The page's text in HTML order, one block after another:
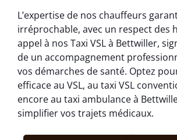
L’expertise de nos chauffeurs
irréprochable, avec un respect des
appel à nos Taxi VSL à Bettwiller,
de un accompagnement
vos démarches de santé. Optez
efficace au VSL, au taxi VSL
encore au taxi ambulance à
simplifier vos trajets médicaux.